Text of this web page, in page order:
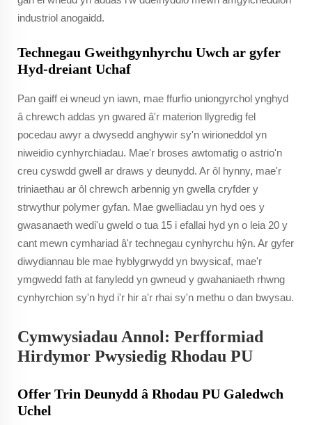
industriol anogaidd.
Technegau Gweithgynhyrchu Uwch ar gyfer
Hyd-dreiant Uchaf
Pan gaiff ei wneud yn iawn, mae ffurfio uniongyrchol ynghyd
â chrewch addas yn gwared â'r materion llygredig fel
pocedau awyr a dwysedd anghywir sy'n wirioneddol yn
niweidio cynhyrchiadau. Mae'r broses awtomatig o astrio'n
creu cyswdd gwell ar draws y deunydd. Ar ôl hynny, mae'r
triniaethau ar ôl chrewch arbennig yn gwella cryfder y
strwythur polymer gyfan. Mae gwelliadau yn hyd oes y
gwasanaeth wedi'u gweld o tua 15 i efallai hyd yn o leia 20 y
cant mewn cymhariad â'r technegau cynhyrchu hŷn. Ar gyfer
diwydiannau ble mae hyblygrwydd yn bwysicaf, mae'r
ymgwedd fath at fanyledd yn gwneud y gwahaniaeth rhwng
cynhyrchion sy'n hyd i'r hir a'r rhai sy'n methu o dan bwysau.
Cymwysiadau Annol: Perfformiad
Hirdymor Pwysiedig Rhodau PU
Offer Trin Deunydd â Rhodau PU Galedwch
Uchel